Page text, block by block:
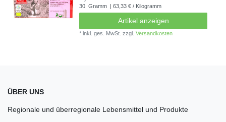
30 Gramm | 63,33 € / Kilogramm
Artikel anzeigen
*inkl. ges. MwSt. zzgl.Versandkosten
ÜBER UNS
Regionale und überregionale Lebensmittel und Produkte